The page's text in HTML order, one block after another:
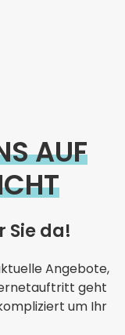
AUF
Sie da!
Angebote,
geht
um Ihr